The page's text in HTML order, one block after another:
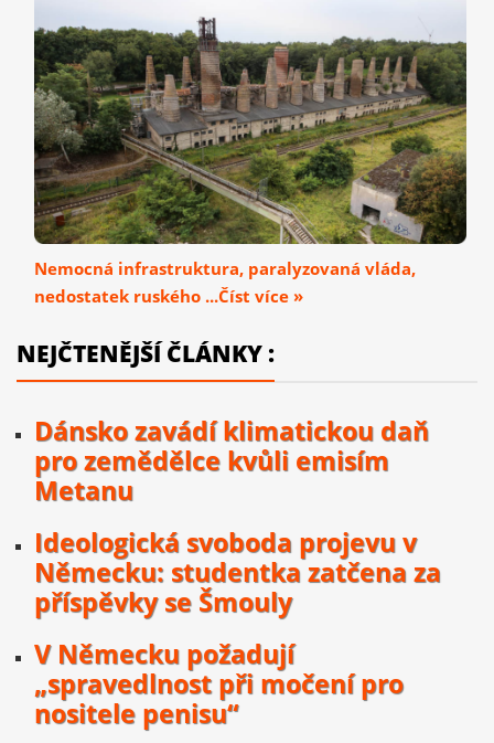
Nemocná infrastruktura, paralyzovaná vláda,
nedostatek ruského ...Číst více »
NEJČTENĚJŠÍ ČLÁNKY :
Dánsko zavádí klimatickou daň
pro zemědělce kvůli emisím
Metanu
Ideologická svoboda projevu v
Německu: studentka zatčena za
příspěvky se Šmouly
V Německu požadují
„spravedlnost při močení pro
nositele penisu“